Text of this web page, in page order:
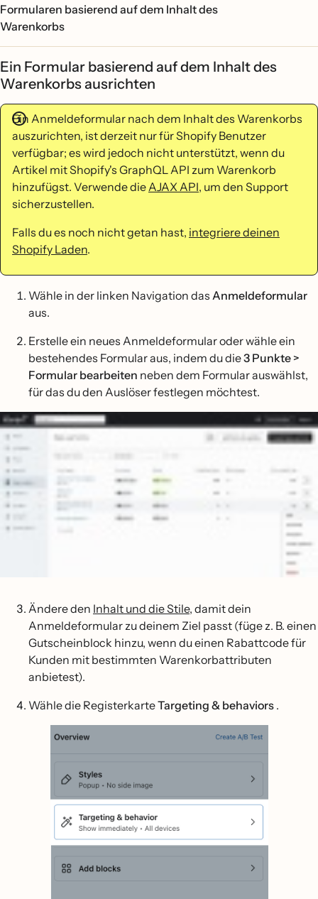
Formularen basierend auf dem Inhalt des
Warenkorbs
Ein Formular basierend auf dem Inhalt des
Warenkorbs ausrichten
Ein Anmeldeformular nach dem Inhalt des Warenkorbs
auszurichten, ist derzeit nur für Shopify Benutzer
verfügbar; es wird jedoch nicht unterstützt, wenn du
Artikel mit Shopify's GraphQL API zum Warenkorb
hinzufügst. Verwende dieAJAX API, um den Support
sicherzustellen.
Falls du es noch nicht getan hast, integriere deinen
Shopify Laden.
Wähle in der linken Navigation das Anmeldeformular
aus.
Erstelle ein neues Anmeldeformular oder wähle ein
bestehendes Formular aus, indem du die3 Punkte >
Formular bearbeiten neben dem Formular auswählst,
für das du den Auslöser festlegen möchtest.
Ändere den Inhalt und die Stile, damit dein
Anmeldeformular zu deinem Ziel passt (füge z. B. einen
Gutscheinblock hinzu, wenn du einen Rabattcode für
Kunden mit bestimmten Warenkorbattributen
anbietest).
Wähle die RegisterkarteTargeting & behaviors .